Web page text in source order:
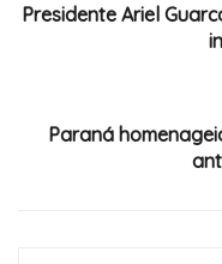
Presidente Ariel
Paraná